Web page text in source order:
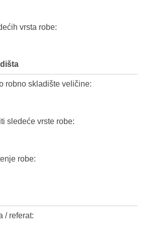
vrsta robe:
robno skladište veličine:
sledeće vrste robe:
robe:
/ referat: